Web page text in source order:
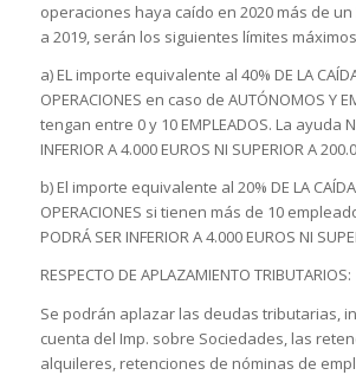
operaciones haya caído en 2020 más de
a 2019, serán los siguientes límites
a) EL importe equivalente al 40% DE LA
OPERACIONES en caso de AUTÓNOMOS Y
tengan entre 0 y 10 EMPLEADOS. La ayuda
INFERIOR A 4.000 EUROS NI SUPERIOR A
b) El importe equivalente al 20% DE LA CAÍDA
OPERACIONES si tienen más de 10
PODRÁ SER INFERIOR A 4.000 EUROS NI
RESPECTO DE APLAZAMIENTO TRIBUTARIOS:
Se podrán aplazar las deudas tributarias,
cuenta del Imp. sobre Sociedades, las
alquileres, retenciones de nóminas de